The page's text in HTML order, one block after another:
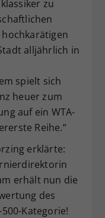
zu
alljährlich in
spielt sich
heuer zum
auf ein WTA-
Reihe.“
erklärte:
erhält nun die
des
Kategorie!